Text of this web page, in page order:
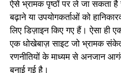
ऐसे भ्रामक पृष्ठों पर ले जा सकता
बढ़ाने या उपयोगकर्ताओं को
लिए डिज़ाइन किए गए हैं। ऐसा ही
एक धोखेबाज़ साइट जो भ्रामक
रणनीतियों के माध्यम से अनजान
बनाई गई है।